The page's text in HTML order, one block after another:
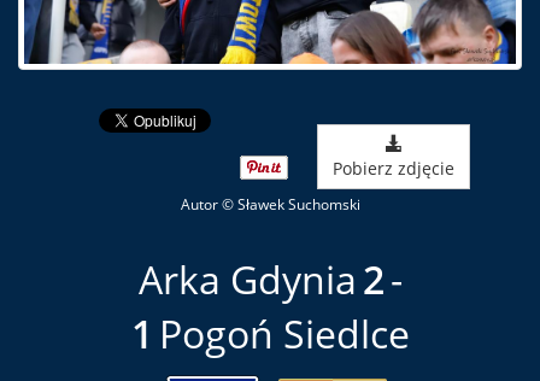
Pobierz zdjęcie
Autor © Sławek Suchomski
Arka Gdynia2
1 Pogoń Siedlce